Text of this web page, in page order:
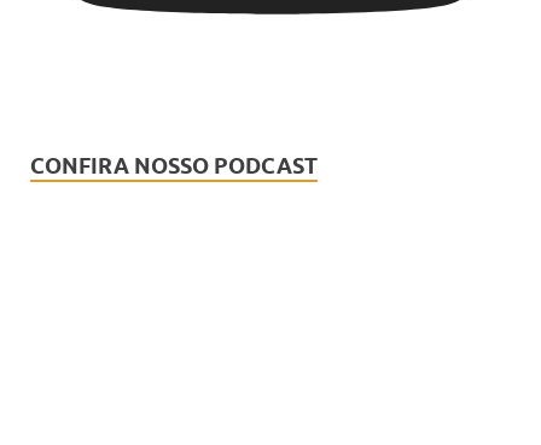
CONFIRA NOSSO PODCAST